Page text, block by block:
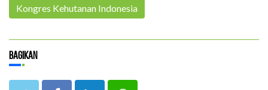
Kongres Kehutanan Indonesia
Bagikan